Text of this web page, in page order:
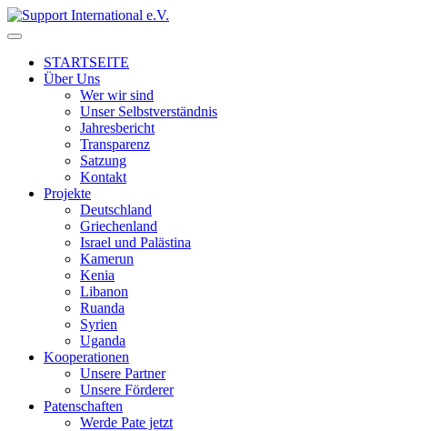
↓
Skip
Main
Content
STARTSEITE
Über Uns
Wer wir sind
Unser Selbstverständnis
Jahresbericht
Transparenz
Satzung
Kontakt
Projekte
Deutschland
Griechenland
Israel und Palästina
Kamerun
Kenia
Libanon
Ruanda
Syrien
Uganda
Kooperationen
Unsere Partner
Unsere Förderer
Patenschaften
Werde Pate jetzt